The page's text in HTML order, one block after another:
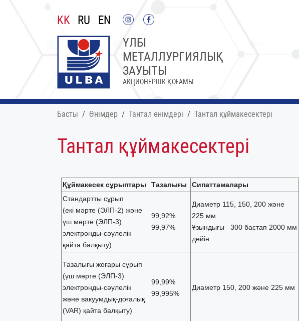
KK RU EN
ҮЛБІ
МЕТАЛЛУРГИЯЛЫҚ
ЗАУЫТЫ
АКЦИОНЕРЛІК ҚОҒАМЫ
Басты Өнімдер Тантал өнімдері Тантал құймакесектері
Тантал құймакесектері
Құймакесек сұрыптары Тазалығы Сипаттамалары
Стандартты сұрып
(екі мәрте (ЭЛП-2) және
үш мәрте (ЭЛП-3)
электронды-сәулелік
қайта балқыту)
99,92%
99,97%
Диаметр 115, 150, 200 және
225 мм
Ұзындығы 300 бастап 2000 мм
дейін
Тазалығы жоғары сұрып
(үш мәрте (ЭЛП-3)
электронды-сәулелік
және вакуумдық-доғалық
(VAR) қайта балқыту)
99,99%
99,995%
Диаметр 150, 200 және 225 мм